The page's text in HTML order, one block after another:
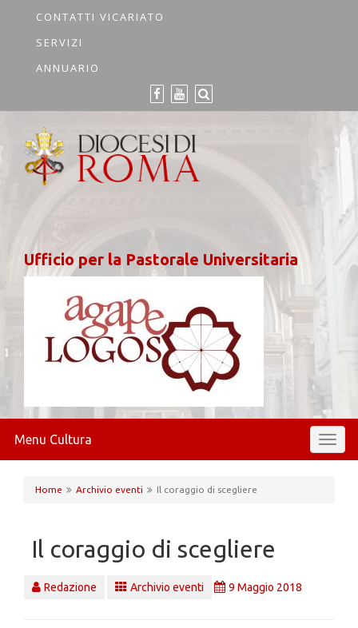
CONTATTI VICARIATO
SERVIZI
ANNUARIO
Ufficio per la Pastorale Universitaria
Menu Cultura
Home Archivio eventi Il coraggio di scegliere
Il coraggio di scegliere
Redazione Archivio eventi 9 Maggio 2018